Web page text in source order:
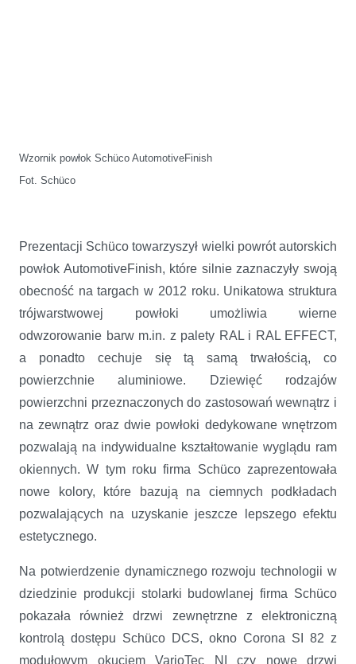
Wzornik powłok Schüco AutomotiveFinish
Fot. Schüco
Prezentacji Schüco towarzyszył wielki powrót autorskich
powłok AutomotiveFinish, które silnie zaznaczyły swoją
obecność na targach w 2012 roku. Unikatowa struktura
trójwarstwowej powłoki umożliwia wierne
odwzorowanie barw m.in. z palety RAL i RAL EFFECT,
a ponadto cechuje się tą samą trwałością, co
powierzchnie aluminiowe. Dziewięć rodzajów
powierzchni przeznaczonych do zastosowań wewnątrz i
na zewnątrz oraz dwie powłoki dedykowane wnętrzom
pozwalają na indywidualne kształtowanie wyglądu ram
okiennych. W tym roku firma Schüco zaprezentowała
nowe kolory, które bazują na ciemnych podkładach
pozwalających na uzyskanie jeszcze lepszego efektu
estetycznego.
Na potwierdzenie dynamicznego rozwoju technologii w
dziedzinie produkcji stolarki budowlanej firma Schüco
pokazała również drzwi zewnętrzne z elektroniczną
kontrolą dostępu Schüco DCS, okno Corona SI 82 z
modułowym okuciem VarioTec NI czy nowe drzwi